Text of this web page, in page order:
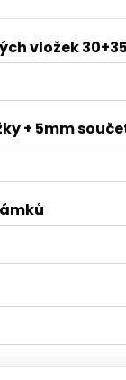
vložek
+ 5mm